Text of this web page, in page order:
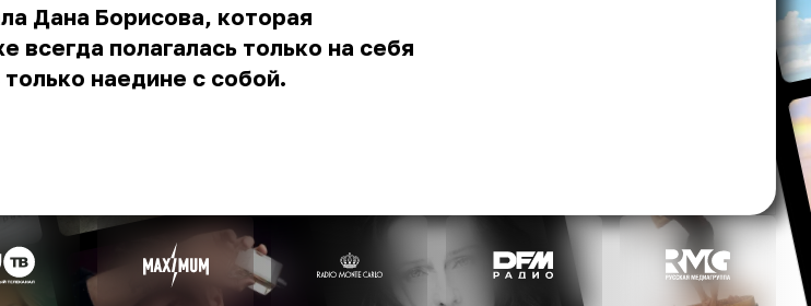
Дана Борисова, которая
всегда полагалась только на себя
наедине с собой.